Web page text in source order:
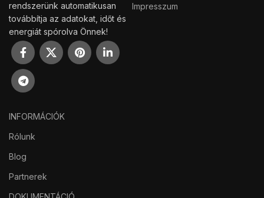
rendszerünk automatikusan
továbbítja az adatokat, időt és
energiát spórolva Önnek!
Impresszum
INFORMÁCIÓK
Rólunk
Blog
Partnerek